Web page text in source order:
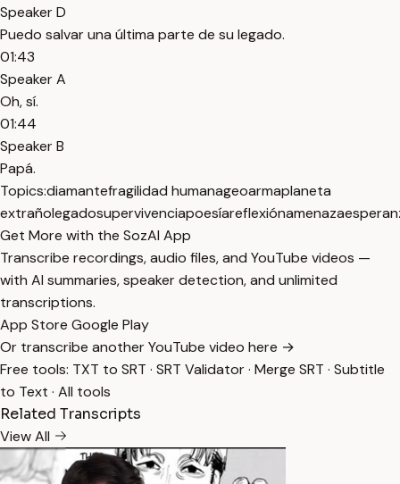
Speaker D
Puedo salvar una última parte de su legado.
01:43
Speaker A
Oh, sí.
01:44
Speaker B
Papá.
Topics:diamantefragilidad humanageoarmaplaneta
extrañolegadosupervivenciapoesíareflexiónamenaza
Get More with the SozAI App
Transcribe recordings, audio files, and YouTube videos —
with AI summaries, speaker detection, and unlimited
transcriptions.
App Store Google Play
Or transcribe another YouTube video here →
Free tools: TXT to SRT · SRT Validator· Merge SRT · Subtitle
to Text · All tools
Related Transcripts
View All